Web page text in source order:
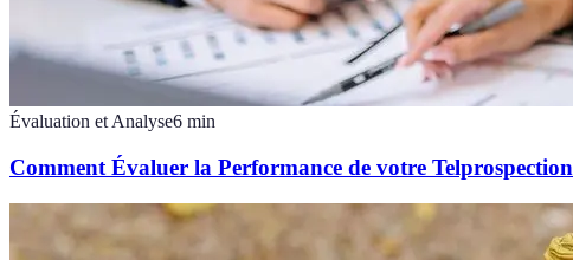
Évaluation et Analyse6 min
Comment Évaluer la Performance de votre Telprospection